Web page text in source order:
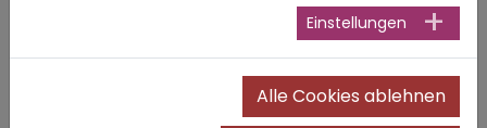
Klasse 10c Andrea Sternberg-
Holfeld
Till Ackermann, Emily Baranyai, Sophia Beßler, Colin
Einstellungen
Alle Cookies ablehnen